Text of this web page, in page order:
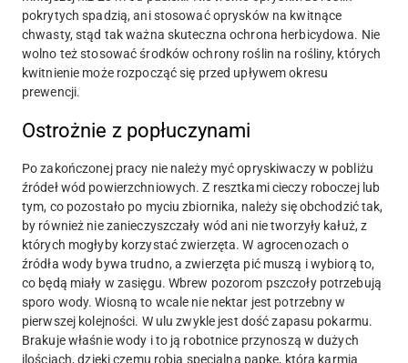
pokrytych spadzią, ani stosować oprysków na kwitnące
chwasty, stąd tak ważna skuteczna ochrona herbicydowa. Nie
wolno też stosować środków ochrony roślin na rośliny, których
kwitnienie może rozpocząć się przed upływem okresu
prewencji.
Ostrożnie z popłuczynami
Po zakończonej pracy nie należy myć opryskiwaczy w pobliżu
źródeł wód powierzchniowych. Z resztkami cieczy roboczej lub
tym, co pozostało po myciu zbiornika, należy się obchodzić tak,
by również nie zanieczyszczały wód ani nie tworzyły kałuż, z
których mogłyby korzystać zwierzęta. W agrocenozach o
źródła wody bywa trudno, a zwierzęta pić muszą i wybiorą to,
co będą miały w zasięgu. Wbrew pozorom pszczoły potrzebują
sporo wody. Wiosną to wcale nie nektar jest potrzebny w
pierwszej kolejności. W ulu zwykle jest dość zapasu pokarmu.
Brakuje właśnie wody i to ją robotnice przynoszą w dużych
ilościach, dzięki czemu robią specjalną papkę, którą karmią